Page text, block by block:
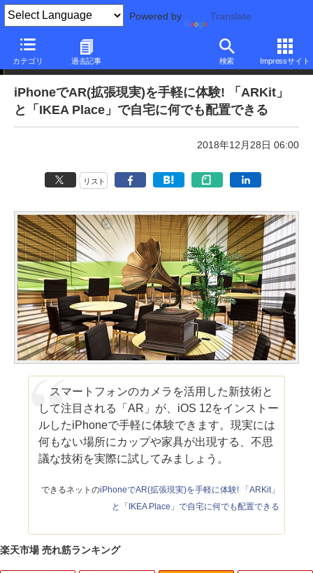
Powered by Translate
カテゴリ 過去記事 検索 Impressサイト
本日のできるネット
iPhoneでAR(拡張現実)を手軽に体験! 「ARKit」
と「IKEA Place」で自宅に何でも配置できる
2018年12月28日 06:00
リスト
スマートフォンのカメラを活用した新技術と
して注目される「AR」が、iOS 12をインストー
ルしたiPhoneで手軽に体験できます。現実には
何もない場所にカップや家具が出現する、不思
議な技術を実際に試してみましょう。
できるネットのiPhoneでAR(拡張現実)を手軽に体験! 「ARKit」
と「IKEA Place」で自宅に何でも配置できる
楽天市場 売れ筋ランキング